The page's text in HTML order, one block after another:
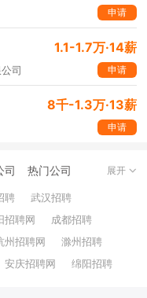
申请
1.1-1.7万·14薪
司 申请
8千-1.3万·13薪
申请
司 热门公司
聘
武汉招聘
招聘网
成都招聘
州招聘网
滁州招聘
安庆招聘网
绵阳招聘
展开